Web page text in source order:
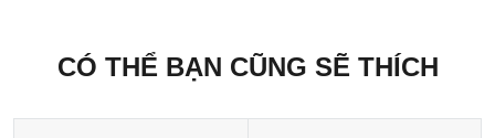
Xuất xứ thương hiệu: Anh
CÓ THỂ BẠN CŨNG SẼ THÍCH